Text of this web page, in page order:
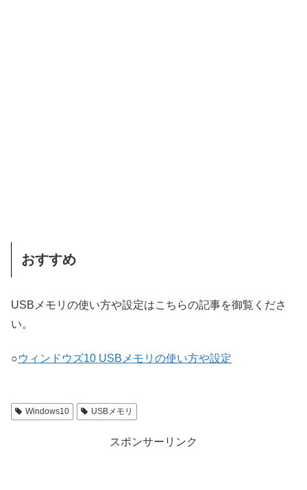
おすすめ
USBメモリの使い方や設定はこちらの記事を御覧くださ
い。
○ウィンドウズ10 USBメモリの使い方や設定
Windows10 USBメモリ
スポンサーリンク